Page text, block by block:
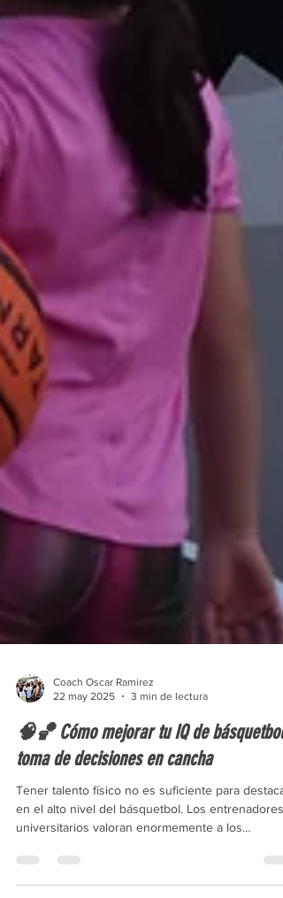
22 may 2025
3 min de lectura
🧠🏀 Cómo mejorar tu IQ de básquetbol:
toma de decisiones en cancha
Tener talento físico no es suficiente para destacar
en el alto nivel del básquetbol. Los entrenadores
universitarios valoran enormemente a los